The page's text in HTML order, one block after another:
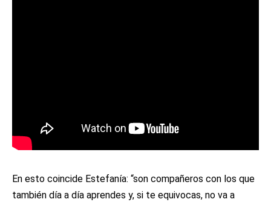
En esto coincide Estefanía: “son compañeros con los que
también día a día aprendes y, si te equivocas, no va a